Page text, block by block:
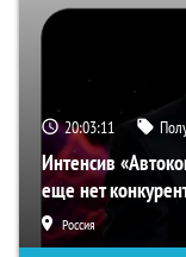
20:03:10
Интенсив
еще нет
Россия